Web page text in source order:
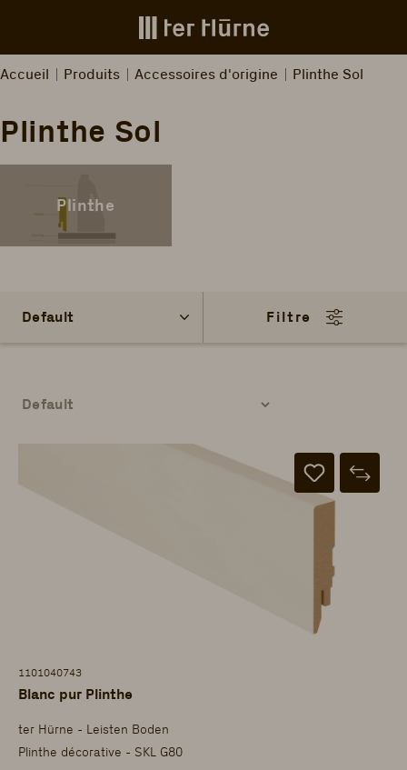
Skip to main content
Accueil Produits Accessoires d'origine Plinthe Sol
Plinthe Sol
Plinthe
Filtre
1101040743
Blanc pur Plinthe
ter Hürne - Leisten Boden
Plinthe décorative - SKL G80